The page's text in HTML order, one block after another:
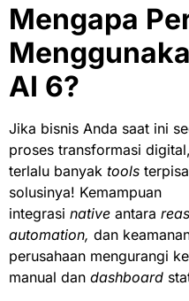
Mengapa
AI 6?
Jika bisnis Anda saat ini
proses transformasi
terlalu banyak tools
solusinya! Kemampuan
integrasi native antara
automation, dan
perusahaan mengurangi
manual dan dashboard